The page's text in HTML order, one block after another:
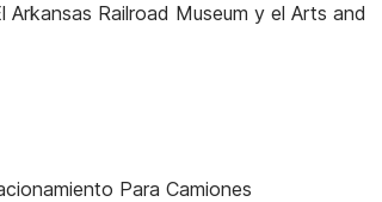
Railroad Museum y el Arts and
Para Camiones